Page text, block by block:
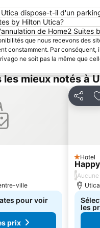
dispose-t-il d'un
by Hilton Utica?
de Home2 Suites
que nous recevons des
constamment. Par conséquent,
ne soit pas la même que
les mieux notés à
favoris
ville
pour voir
prix
1 Étoiles
Hotel
/
les